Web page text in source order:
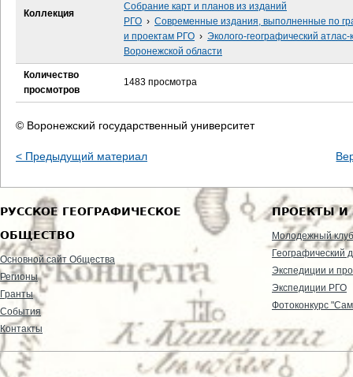
Коллекция
Собрание карт и планов из изданий
РГО › Современные издания, выполненные по
и проектам РГО › Эколого-географический атлас-
Воронежской области
Количество
просмотров
1483 просмотра
© Воронежский государственный университет
< Предыдущий материал
РУССКОЕ ГЕОГРАФИЧЕСКОЕ
ОБЩЕСТВО
Основной сайт Общества
Регионы
Гранты
События
Контакты
ПРОЕКТЫ И
Молодежный клуб
Географический
Экспедиции и
Экспедиции РГО
Фотоконкурс